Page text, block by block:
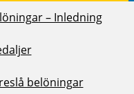
– Inledning
belöningar